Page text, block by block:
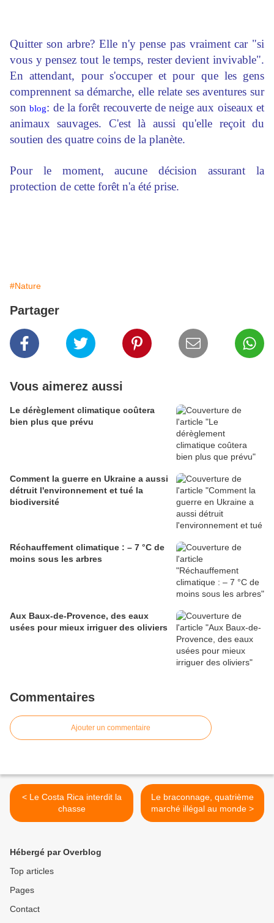
Quitter son arbre? Elle n'y pense pas vraiment car "si
vous y pensez tout le temps, rester devient invivable".
En attendant, pour s'occuper et pour que les gens
comprennent sa démarche, elle relate ses aventures sur
sonblog: de la forêt recouverte de neige aux oiseaux et
animaux sauvages. C'est là aussi qu'elle reçoit du
soutien des quatre coins de la planète.
Pour le moment, aucune décision assurant la
protection de cette forêt n'a été prise.
#Nature
Partager
Vous aimerez aussi
Le dérèglement climatique coûtera
bien plus que prévu
Comment la guerre en Ukraine a aussi
détruit l'environnement et tué la
biodiversité
Réchauffement climatique : – 7 °C de
moins sous les arbres
Aux Baux-de-Provence, des eaux
usées pour mieux irriguer des oliviers
Commentaires
Ajouter un commentaire
< Le Costa Rica interdit la
chasse
Le braconnage, quatrième
marché illégal au monde >
Hébergé par Overblog
Top articles
Pages
Contact